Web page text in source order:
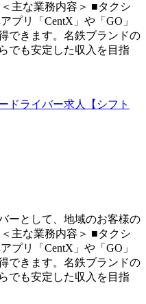
主な業務内容＞ ■タクシ
プリ「CentX」や「GO」
できます。名鉄ブランドの
でも安定した収入を目指
ドライバー求人【シフト
ーとして、地域のお客様の
主な業務内容＞ ■タクシ
プリ「CentX」や「GO」
できます。名鉄ブランドの
でも安定した収入を目指